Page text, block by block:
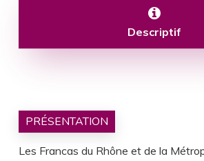
Descriptif
PRÉSENTATION
Les Francas du Rhône et de la